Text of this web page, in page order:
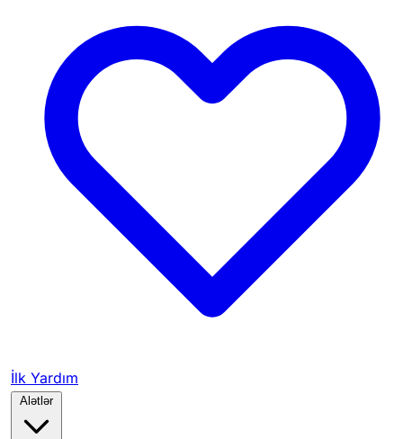
İlk Yardım
Alətlər